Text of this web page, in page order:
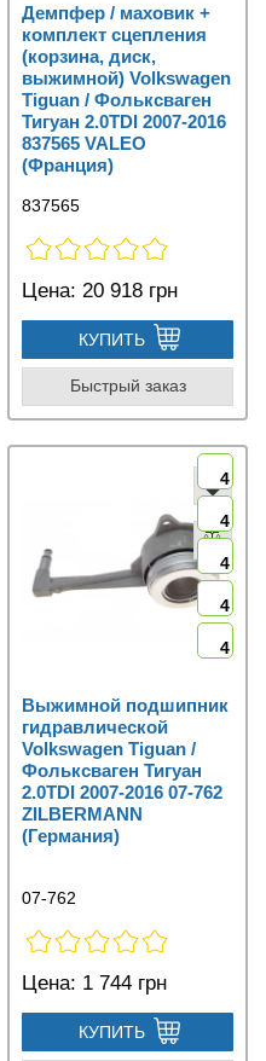
Демпфер / маховик +
комплект сцепления
(корзина, диск,
выжимной) Volkswagen
Tiguan / Фольксваген
Тигуан 2.0TDI 2007-2016
837565 VALEO
(Франция)
837565
Цена: 20 918 грн
КУПИТЬ
Быстрый заказ
4
4
4
4
4
Выжимной подшипник
гидравлической
Volkswagen Tiguan /
Фольксваген Тигуан
2.0TDI 2007-2016 07-762
ZILBERMANN
(Германия)
07-762
Цена: 1 744 грн
КУПИТЬ